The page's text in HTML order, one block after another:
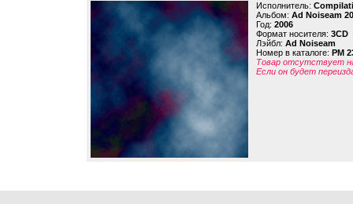
Исполнитель:
Альбом: Ad Noiseam
Год: 2006
Формат носителя: 3CD
Лэйбл: Ad Noiseam
Номер в каталоге: PM
Товар отсутствует
Если он будет